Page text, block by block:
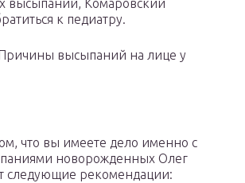
высыпаний, Комаровский
к педиатру.
высыпаний на лице у
что вы имеете дело именно с
новорожденных Олег
следующие рекомендации: